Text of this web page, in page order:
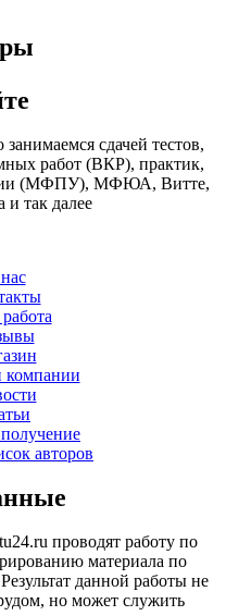
сдачей тестов,
работ (ВКР), практик,
(МФПУ), МФЮА, Витте,
так далее
компании
авторов
проводят работу по
материала по
данной работы не
но может служить